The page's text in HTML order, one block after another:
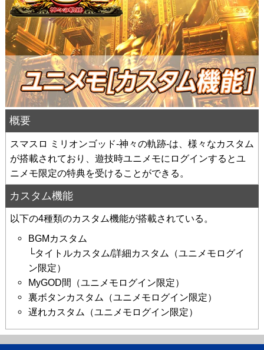
概要
スマスロ ミリオンゴッド-神々の軌跡-は、様々なカスタム
が搭載されており、遊技時ユニメモにログインするとユ
ニメモ限定の特典を受けることができる。
カスタム機能
以下の4種類のカスタム機能が搭載されている。
BGMカスタム
└タイトルカスタム/詳細カスタム（ユニメモログイ
ン限定）
MyGOD間（ユニメモログイン限定）
裏ボタンカスタム（ユニメモログイン限定）
遅れカスタム（ユニメモログイン限定）